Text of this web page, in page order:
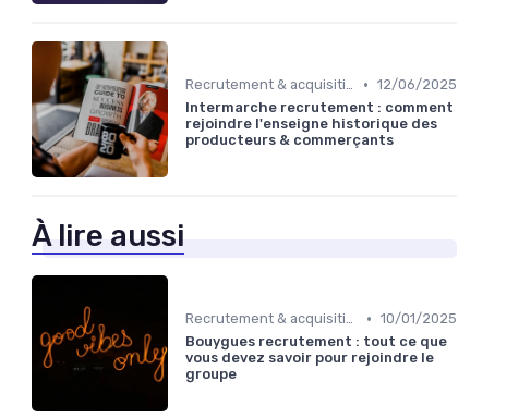
Recrutement & acquisition de talents • 12/06/2025
Intermarche recrutement : comment
rejoindre l'enseigne historique des
producteurs & commerçants
À lire aussi
Recrutement & acquisition de talents • 10/01/2025
Bouygues recrutement : tout ce que
vous devez savoir pour rejoindre le
groupe